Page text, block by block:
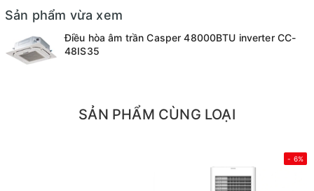
Sản phẩm vừa xem
Điều hòa âm trần Casper 48000BTU inverter CC-
48IS35
SẢN PHẨM CÙNG LOẠI
- 6%